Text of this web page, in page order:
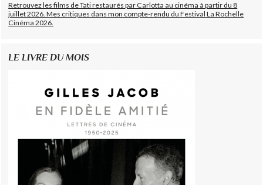
Retrouvez les films de Tati restaurés par Carlotta au cinéma à partir du 8
juillet 2026. Mes critiques dans mon compte-rendu du Festival La Rochelle
Cinéma 2026.
LE LIVRE DU MOIS